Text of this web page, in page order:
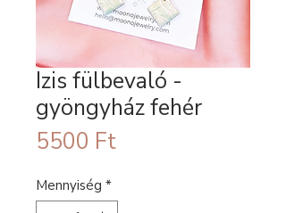
Izis fülbevaló -
gyöngyház fehér
5500 FtÁr
Mennyiség *